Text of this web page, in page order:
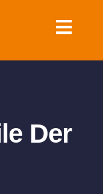
für
& Rente
Der